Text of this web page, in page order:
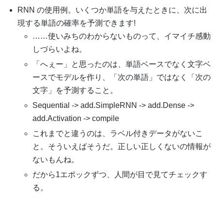
RNN の使用例。いくつか単語を与えたときに、次に出
現する単語の確率を予測できます!
……使いみちのわからないものって、イマイチ感動
しづらいよね。
「へぇー」と思ったのは、単語ベースでなく文字ベ
ースでモデルを作り、「次の単語」ではなく「次の
文字」を予測すること。
Sequential -> add.SimpleRNN -> add.Dense ->
add.Activation -> compile
これまでと違うのは、ラベル付きデータがないこ
と。そういえばそうだ。正しい正しくないの情報が
ないもんね。
だから1エポックずつ、人間が目で見てチェックす
る。